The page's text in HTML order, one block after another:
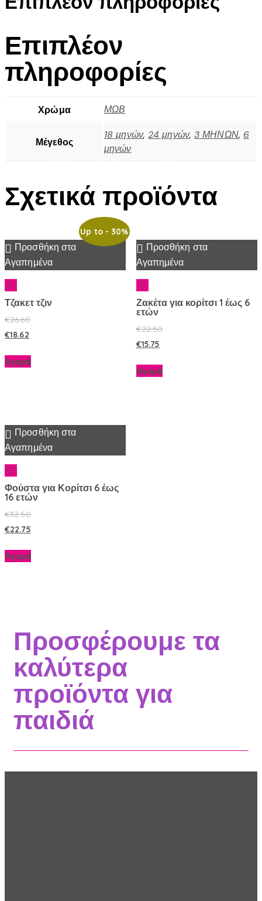
Επιπλέον
πληροφορίες
Χρώμα ΜΩΒ
Μέγεθος
18 μηνών,24 μηνών,3 ΜΗΝΩΝ, 6
μηνών
Σχετικά προϊόντα
Up to- 30%
Προσθήκη στα
Αγαπημένα
Τζακετ τζιν
€26.60
€18.62
Αγορά
Προσθήκη στα
Αγαπημένα
Ζακέτα για κορίτσι 1 έως 6
ετών
€22.50
€15.75
Αγορά
Προσθήκη στα
Αγαπημένα
Φούστα για Κορίτσι 6 έως
16 ετών
€32.50
€22.75
Αγορά
Προσφέρουμε τα
καλύτερα
προϊόντα για
παιδιά